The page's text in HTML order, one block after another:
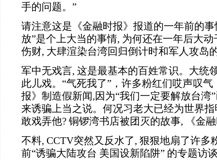
手的问题。”
请注意这是《金融时报》报道的一年前的事
放”是个上大当的事情, 为何还在一年后大
伤财, 大肆渲染台湾回归倒计时和军人攻岛
军中无戏言, 这是最基本的百姓常识。大统
此儿戏。“气死我了”，许多粉红们哎声叹
报》制造假新闻,因为“我们一定要解放台湾
来诱骗上当之说。何况习老大已经为世界
敢戏弄他? 铜锣湾书店被团灭的故事, 《金
不料, CCTV突然又反水了, 狠狠地扇了许多
前“诱骗大陆攻台 美国设新陷阱” 的专题访